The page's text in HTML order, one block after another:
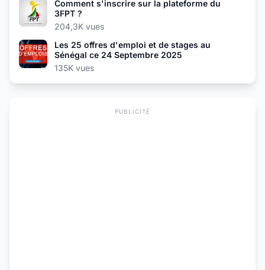
Comment s'inscrire sur la plateforme du
3FPT ?
204,3K vues
Les 25 offres d'emploi et de stages au
Sénégal ce 24 Septembre 2025
135K vues
PUBLICITÉ